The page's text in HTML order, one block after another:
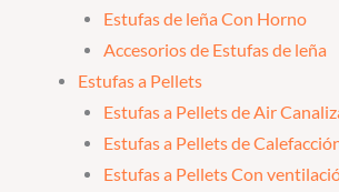
Estufas de leña Con Horno
Accesorios de Estufas de leña
Estufas a Pellets
Estufas a Pellets de Air
Estufas a Pellets de
Estufas a Pellets Con